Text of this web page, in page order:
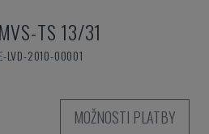
MVS-TS 13/31
LVD-2010-00001
MOŽNOSTI PLATBY